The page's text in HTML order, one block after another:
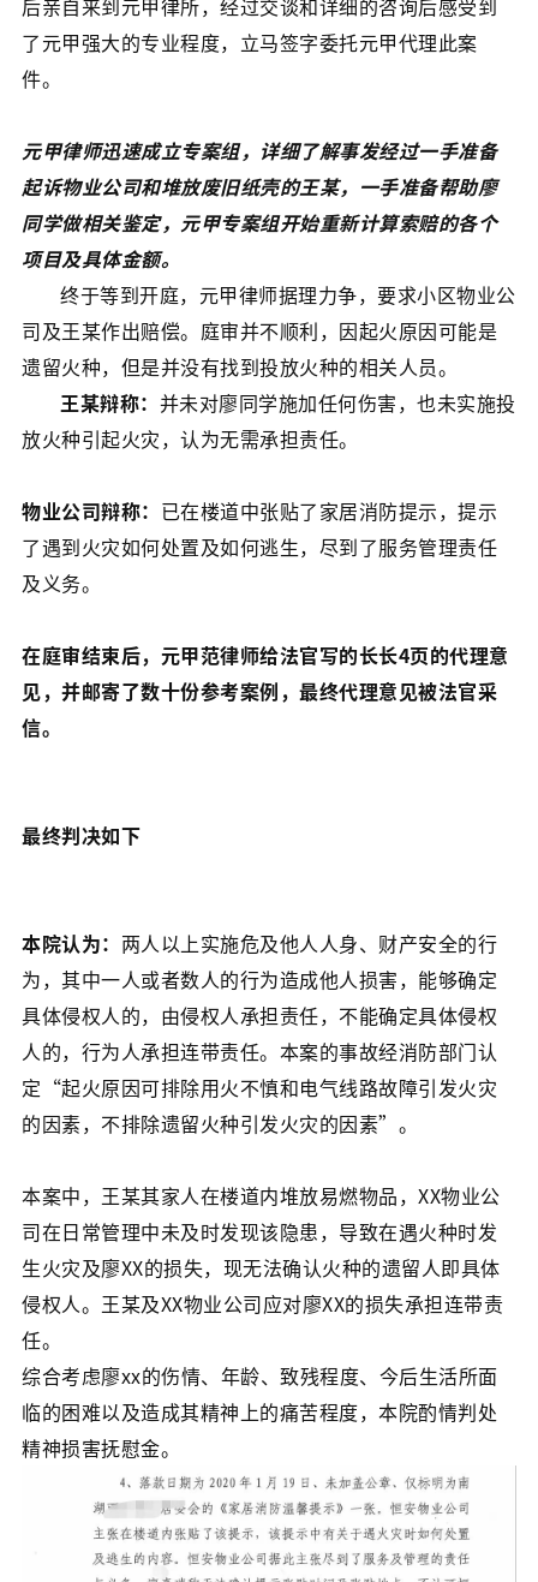
了元甲强大的专业程度，立马签字委托元甲代理此案
件。
元甲律师迅速成立专案组，详细了解事发经过一手准备
起诉物业公司和堆放废旧纸壳的王某，一手准备帮助廖
同学做相关鉴定，元甲专案组开始重新计算索赔的各个
项目及具体金额。
终于等到开庭，元甲律师据理力争，要求小区物业公
司及王某作出赔偿。庭审并不顺利，因起火原因可能是
遗留火种，但是并没有找到投放火种的相关人员。
王某辩称： 并未对廖同学施加任何伤害，也未实施投
放火种引起火灾，认为无需承担责任。
物业公司辩称： 已在楼道中张贴了家居消防提示，提示
了遇到火灾如何处置及如何逃生，尽到了服务管理责任
及义务。
在庭审结束后，元甲范律师给法官写的长长4页的代理意
见，并邮寄了数十份参考案例，最终代理意见被法官采
信。
最终判决如下
本院认为： 两人以上实施危及他人人身、财产安全的行
为，其中一人或者数人的行为造成他人损害，能够确定
具体侵权人的，由侵权人承担责任，不能确定具体侵权
人的，行为人承担连带责任。本案的事故经消防部门认
定“起火原因可排除用火不慎和电气线路故障引发火灾
的因素，不排除遗留火种引发火灾的因素”。
本案中，王某其家人在楼道内堆放易燃物品，XX物业公
司在日常管理中未及时发现该隐患，导致在遇火种时发
生火灾及廖XX的损失，现无法确认火种的遗留人即具体
侵权人。王某及XX物业公司应对廖XX的损失承担连带责
任。
综合考虑廖xx的伤情、年龄、致残程度、今后生活所面
临的困难以及造成其精神上的痛苦程度，本院酌情判处
精神损害抚慰金。